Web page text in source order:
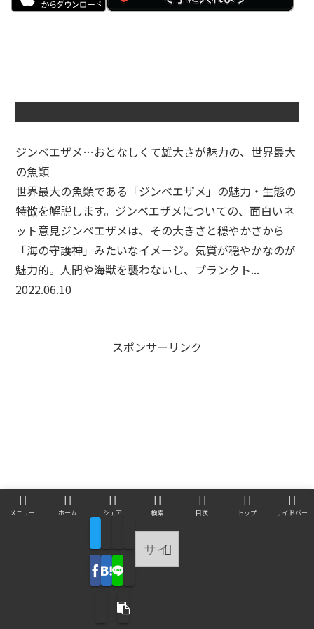
ジンベエザメ…おとなしくて雄大さが魅力の、世界最大
の魚類
世界最大の魚類である「ジンベエザメ」の魅力・生態の
特徴を解説します。ジンベエザメについての、面白いネ
ット意見ジンベエザメは、その大きさと穏やかさから
「海の守護神」みたいなイメージ。気質が穏やかなのが
魅力的。人間や海獣を襲わないし、プランクト...
2022.06.10
スポンサーリンク
メニュー ホーム シェア 検索 目次 トップ サイドバー